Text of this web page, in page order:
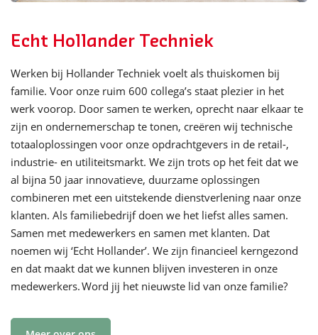
Echt Hollander Techniek
Werken bij Hollander Techniek voelt als thuiskomen bij
familie. Voor onze ruim 600 collega’s staat plezier in het
werk voorop. Door samen te werken, oprecht naar elkaar te
zijn en ondernemerschap te tonen, creëren wij technische
totaaloplossingen voor onze opdrachtgevers in de retail-,
industrie- en utiliteitsmarkt. We zijn trots op het feit dat we
al bijna 50 jaar innovatieve, duurzame oplossingen
combineren met een uitstekende dienstverlening naar onze
klanten. Als familiebedrijf doen we het liefst alles samen.
Samen met medewerkers en samen met klanten. Dat
noemen wij ‘Echt Hollander’. We zijn financieel kerngezond
en dat maakt dat we kunnen blijven investeren in onze
medewerkers. Word jij het nieuwste lid van onze familie?